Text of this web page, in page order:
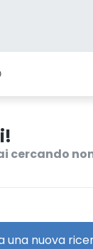
cercando
una nuova